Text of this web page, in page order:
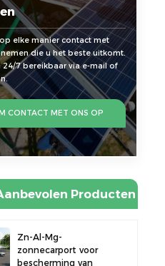
elke manier contact met
die u het beste uitkomt.
24/7 bereikbaar via e-mail of
CONTACT MET ONS OP
Producten
Zn-Al-Mg-
zonnecarport voor
bescherming van